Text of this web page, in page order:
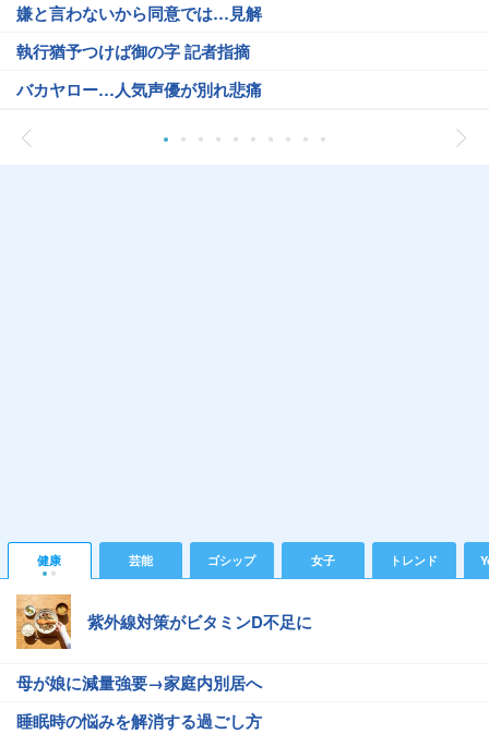
嫌と言わないから同意では…見解
執行猶予つけば御の字 記者指摘
バカヤロー…人気声優が別れ悲痛
健康 芸能 ゴシップ 女子 トレンド
紫外線対策がビタミンD不足に
母が娘に減量強要→家庭内別居へ
睡眠時の悩みを解消する過ごし方